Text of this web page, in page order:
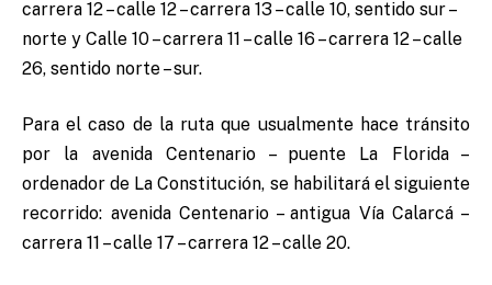
carrera 12 – calle 12 – carrera 13 – calle 10, sentido sur –
norte y Calle 10 – carrera 11 – calle 16 – carrera 12 – calle
26, sentido norte – sur.
Para el caso de la ruta que usualmente hace tránsito
por la avenida Centenario – puente La Florida –
ordenador de La Constitución, se habilitará el siguiente
recorrido: avenida Centenario – antigua Vía Calarcá –
carrera 11 – calle 17 – carrera 12 – calle 20.